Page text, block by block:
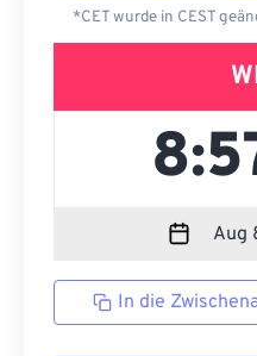
*CET wurde in CEST
In die